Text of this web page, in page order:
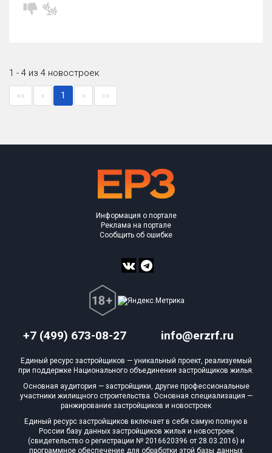
1 - 4 из 4 новостроек
«« « 1 » »»
+7 (499) 673-08-27 info@erzrf.ru
Информация о портале
Реклама на портале
Сообщить об ошибке
Единый ресурс застройщиков — уникальный проект, реализуемый
при поддержке Национального объединения застройщиков жилья.
Основная аудитория — застройщики, другие профессиональные
участники жилищного строительства. Основная специализация —
ранжирование застройщиков и новостроек
Единый ресурс застройщиков включает в себя самую полную в
России базу данных застройщиков жилья и новостроек
(свидетельство о регистрации № 2016620396 от 28.03.2016) и
программное обеспечение для обработки этой базы данных